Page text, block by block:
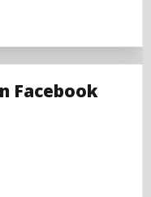
Facebook